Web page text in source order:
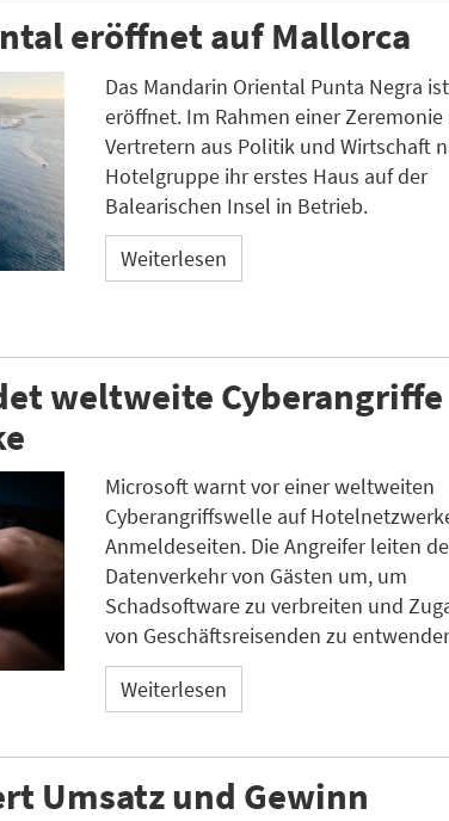
eröffnet auf Mallorca
Das Mandarin Oriental Punta Negra
eröffnet. Im Rahmen einer
Vertretern aus Politik und Wirtschaft
Hotelgruppe ihr erstes Haus auf der
Balearischen Insel in Betrieb.
Weiterlesen
weltweite
Microsoft warnt vor einer weltweiten
Cyberangriffswelle auf
Anmeldeseiten. Die Angreifer leiten
Datenverkehr von Gästen um, um
Schadsoftware zu verbreiten und
von Geschäftsreisenden zu
Weiterlesen
Umsatz und Gewinn